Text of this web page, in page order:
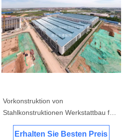
Vorkonstruktion von
Stahlkonstruktionen Werkstattbau für
langlebige Stahlkonstruktionen mit
individuell angepassten Entwürfen für
Erhalten Sie Besten Preis